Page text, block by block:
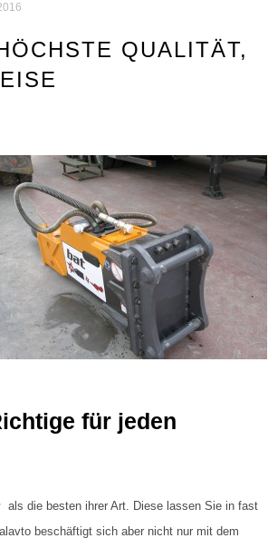
QUALITÄT,
für jeden
als die besten ihrer Art. Diese lassen Sie in fast
beschäftigt sich aber nicht nur mit dem